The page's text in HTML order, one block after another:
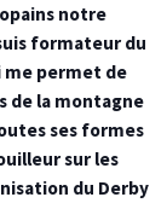
notre
formateur du
me permet de
de la montagne
ses formes
sur les
du Derby